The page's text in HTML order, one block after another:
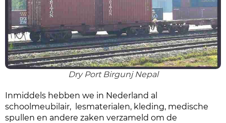
Dry Port Birgunj Nepal
Inmiddels hebben we in Nederland al
schoolmeubilair, lesmaterialen, kleding, medische
spullen en andere zaken verzameld om de